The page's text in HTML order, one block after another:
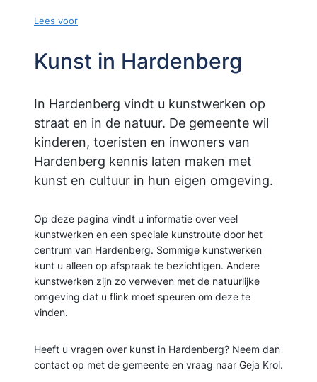
Lees voor
Kunst in Hardenberg
In Hardenberg vindt u kunstwerken op
straat en in de natuur. De gemeente wil
kinderen, toeristen en inwoners van
Hardenberg kennis laten maken met
kunst en cultuur in hun eigen omgeving.
Op deze pagina vindt u informatie over veel
kunstwerken en een speciale kunstroute door het
centrum van Hardenberg. Sommige kunstwerken
kunt u alleen op afspraak te bezichtigen. Andere
kunstwerken zijn zo verweven met de natuurlijke
omgeving dat u flink moet speuren om deze te
vinden.
Heeft u vragen over kunst in Hardenberg? Neem dan
contact op met de gemeente en vraag naar Geja Krol.